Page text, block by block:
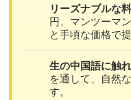
リーズナブルな料
円、マンツーマ
と手頃な価格で提
生の中国語に触
を通して、自然
す。